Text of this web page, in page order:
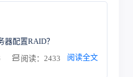
器配置RAID？
阅读：2433 阅读全文